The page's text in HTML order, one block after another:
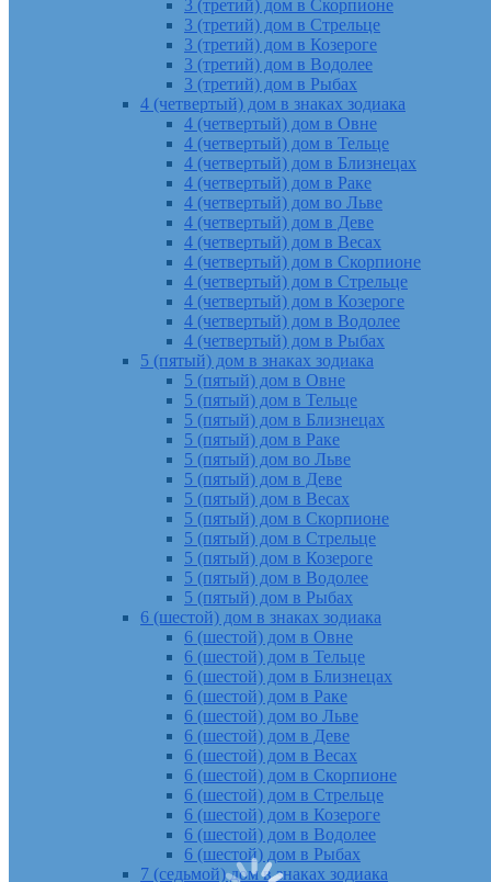
3 (третий) дом в Скорпионе
3 (третий) дом в Стрельце
3 (третий) дом в Козероге
3 (третий) дом в Водолее
3 (третий) дом в Рыбах
4 (четвертый) дом в знаках зодиака
4 (четвертый) дом в Овне
4 (четвертый) дом в Тельце
4 (четвертый) дом в Близнецах
4 (четвертый) дом в Раке
4 (четвертый) дом во Льве
4 (четвертый) дом в Деве
4 (четвертый) дом в Весах
4 (четвертый) дом в Скорпионе
4 (четвертый) дом в Стрельце
4 (четвертый) дом в Козероге
4 (четвертый) дом в Водолее
4 (четвертый) дом в Рыбах
5 (пятый) дом в знаках зодиака
5 (пятый) дом в Овне
5 (пятый) дом в Тельце
5 (пятый) дом в Близнецах
5 (пятый) дом в Раке
5 (пятый) дом во Льве
5 (пятый) дом в Деве
5 (пятый) дом в Весах
5 (пятый) дом в Скорпионе
5 (пятый) дом в Стрельце
5 (пятый) дом в Козероге
5 (пятый) дом в Водолее
5 (пятый) дом в Рыбах
6 (шестой) дом в знаках зодиака
6 (шестой) дом в Овне
6 (шестой) дом в Тельце
6 (шестой) дом в Близнецах
6 (шестой) дом в Раке
6 (шестой) дом во Льве
6 (шестой) дом в Деве
6 (шестой) дом в Весах
6 (шестой) дом в Скорпионе
6 (шестой) дом в Стрельце
6 (шестой) дом в Козероге
6 (шестой) дом в Водолее
6 (шестой) дом в Рыбах
7 (седьмой) дом в знаках зодиака